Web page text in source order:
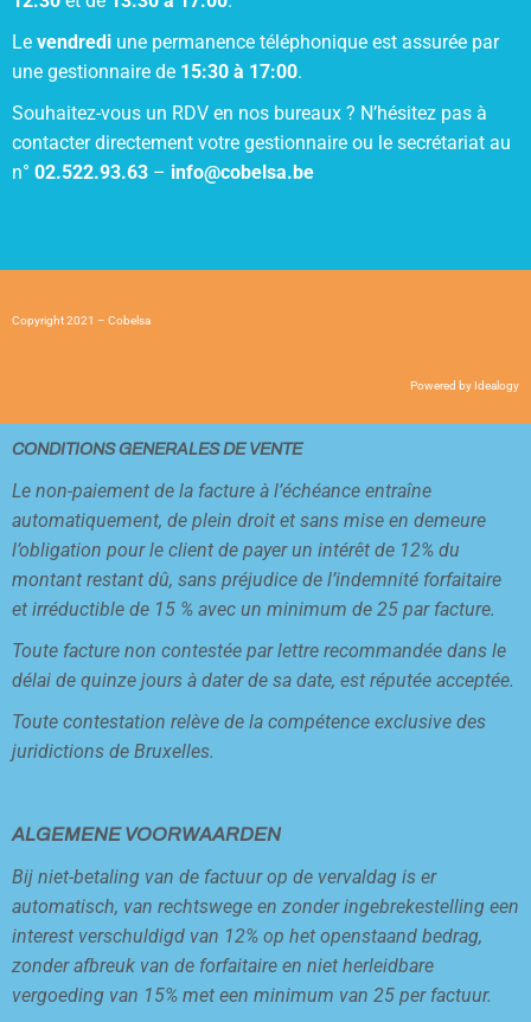
Le vendredi une permanence téléphonique est assurée par
une gestionnaire de 15:30 à 17:00.
Souhaitez-vous un RDV en nos bureaux ? N’hésitez pas à
contacter directement votre gestionnaire ou le secrétariat au
n° 02.522.93.63 – info@cobelsa.be
Copyright 2021 – Cobelsa
Powered by Idealogy
CONDITIONS GENERALES DE VENTE
Le non-paiement de la facture à l’échéance entraîne
automatiquement, de plein droit et sans mise en demeure
l’obligation pour le client de payer un intérêt de 12% du
montant restant dû, sans préjudice de l’indemnité forfaitaire
et irréductible de 15 % avec un minimum de 25 par facture.
Toute facture non contestée par lettre recommandée dans le
délai de quinze jours à dater de sa date, est réputée acceptée.
Toute contestation relève de la compétence exclusive des
juridictions de Bruxelles.
ALGEMENE VOORWAARDEN
Bij niet-betaling van de factuur op de vervaldag is er
automatisch, van rechtswege en zonder ingebrekestelling een
interest verschuldigd van 12% op het openstaand bedrag,
zonder afbreuk van de forfaitaire en niet herleidbare
vergoeding van 15% met een minimum van 25 per factuur.